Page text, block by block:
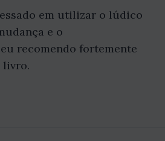
em utilizar o lúdico
e o
recomendo fortemente
livro.